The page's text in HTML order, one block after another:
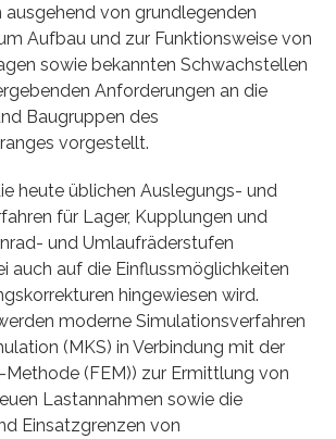
ausgehend von grundlegenden
Aufbau und zur Funktionsweise von
sowie bekannten Schwachstellen
Anforderungen an die
Baugruppen des
vorgestellt.
heute üblichen Auslegungs- und
für Lager, Kupplungen und
und Umlaufräderstufen
auch auf die Einflussmöglichkeiten
hingewiesen wird.
moderne Simulationsverfahren
(MKS) in Verbindung mit der
(FEM)) zur Ermittlung von
Lastannahmen sowie die
Einsatzgrenzen von